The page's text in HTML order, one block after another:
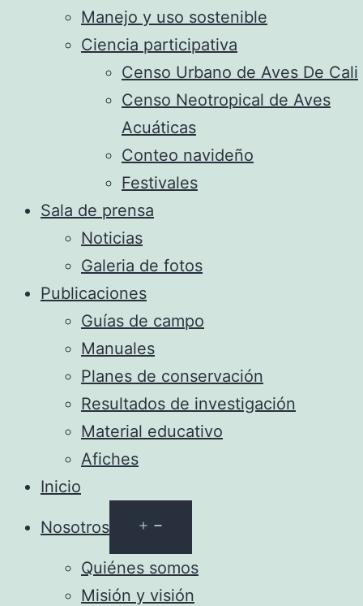
Manejo y uso sostenible
Ciencia participativa
Censo Urbano de Aves De Cali
Censo Neotropical de Aves
Acuáticas
Conteo navideño
Festivales
Sala de prensa
Noticias
Galeria de fotos
Publicaciones
Guías de campo
Manuales
Planes de conservación
Resultados de investigación
Material educativo
Afiches
Inicio
Nosotros
el
menú
Quiénes somos
Misión y visión